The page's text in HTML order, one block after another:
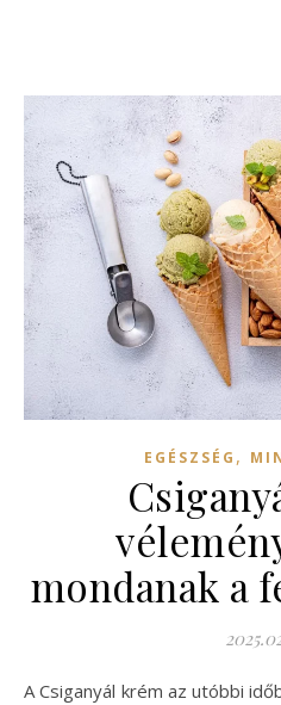
EGÉSZSÉG ,
mondanak a
A Csiganyál krém az utóbbi időben egyre népszerűbbé vált